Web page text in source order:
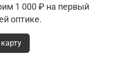
1 000 ₽ на первый
оптике.